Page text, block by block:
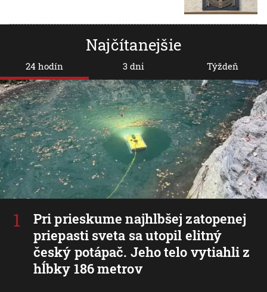
Najčítanejšie
24 hodín
Pri prieskume najhlbšej zatopenej
priepasti sveta sa utopil elitný
český potápač. Jeho telo vytiahli z
hĺbky 186 metrov
3 dni Týždeň